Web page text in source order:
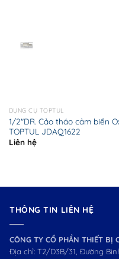
DỤNG CỤ TOPTUL
1/2″DR. Cảo tháo cảm biến
TOPTUL JDAQ1622
Liên hệ
THÔNG TIN LIÊN HỆ
CÔNG TY CỔ PHẦN THIẾT BỊ
Địa chỉ: T2/D3B/31, Đường